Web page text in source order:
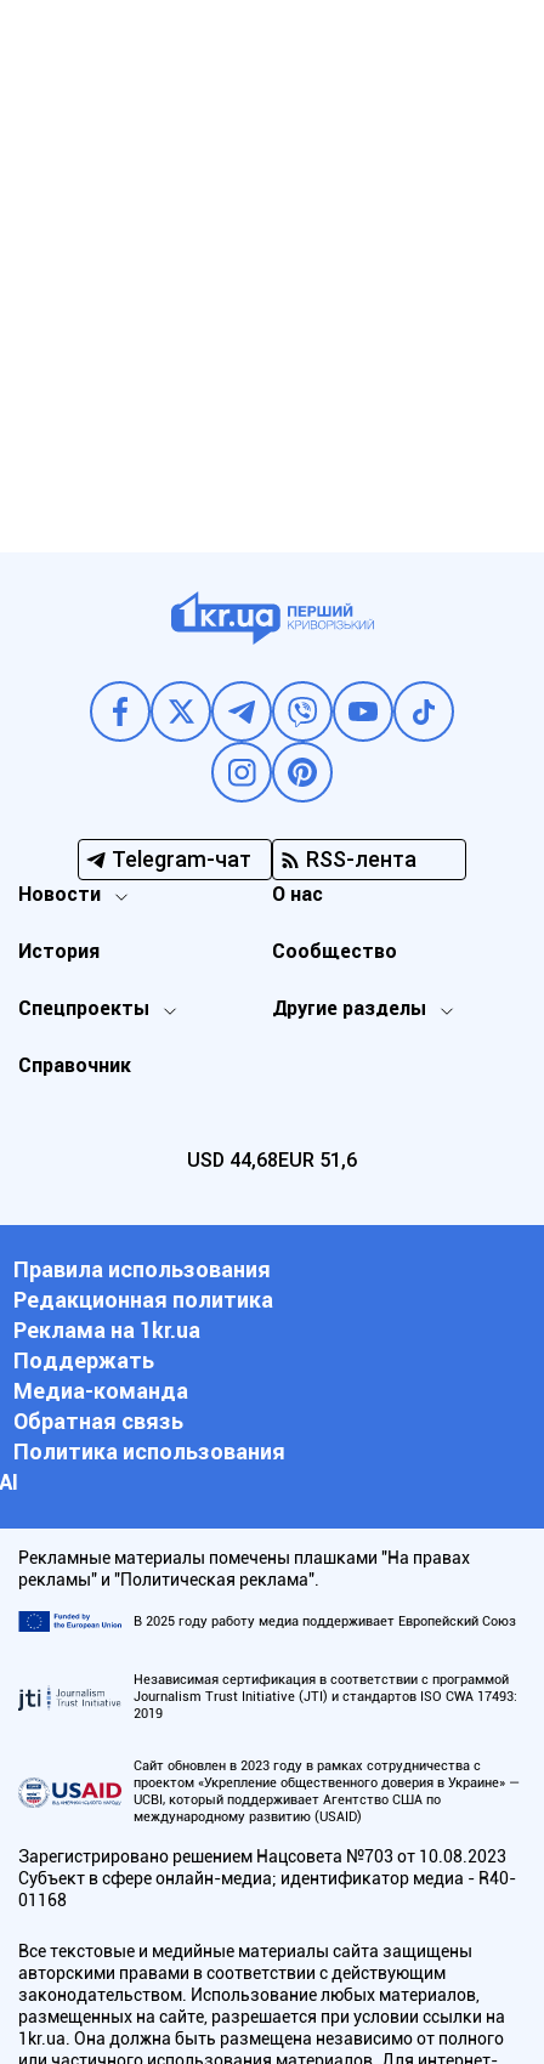
Telegram-чат RSS-лента
Новости
Спецпроекты Другие разделы
История
О нас
Справочник
Сообщество
USD 44,68EUR 51,6
Правила использования
Редакционная политика
Реклама на 1kr.ua
Поддержать
Медиа-команда
Обратная связь
Политика использования
АI
Рекламные материалы помечены плашками "На правах
рекламы" и "Политическая реклама".
В 2025 году работу медиа поддерживает Европейский Союз
Независимая сертификация в соответствии с программой
Journalism Trust Initiative (JTI) и стандартов ISO CWA 17493:
2019
Сайт обновлен в 2023 году в рамках сотрудничества с
проектом «Укрепление общественного доверия в Украине» —
UCBI, который поддерживает Агентство США по
международному развитию (USAID)
Зарегистрировано решением Нацсовета №703 от 10.08.2023
Субъект в сфере онлайн-медиа; идентификатор медиа - R40-
01168
Все текстовые и медийные материалы сайта защищены
авторскими правами в соответствии с действующим
законодательством. Использование любых материалов,
размещенных на сайте, разрешается при условии ссылки на
1kr.ua. Она должна быть размещена независимо от полного